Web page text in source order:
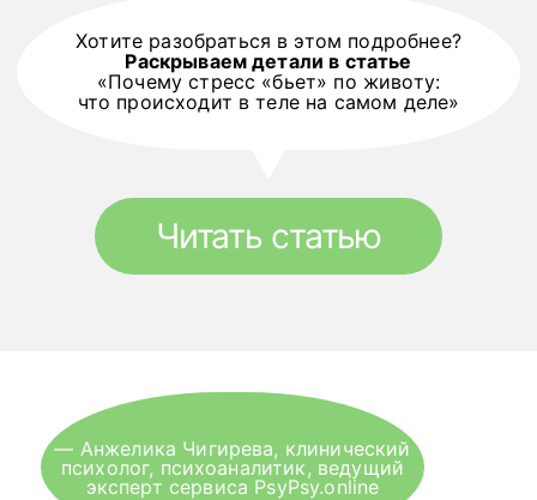
Хотите разобраться в этом подробнее?
Раскрываем детали в статье
«Почему стресс «бьет» по животу:
что происходит в теле на самом деле»
Читать статью
— Анжелика Чигирева, клинический
психолог, психоаналитик, ведущий
эксперт сервиса PsyPsy.online